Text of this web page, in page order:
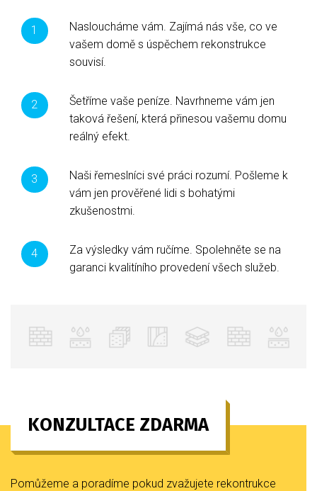
Nasloucháme vám. Zajímá nás vše, co ve
vašem domě s úspěchem rekonstrukce
souvisí.
Šetříme vaše peníze. Navrhneme vám jen
taková řešení, která přinesou vašemu domu
reálný efekt.
Naši řemeslníci své práci rozumí. Pošleme k
vám jen prověřené lidi s bohatými
zkušenostmi.
Za výsledky vám ručíme. Spolehněte se na
garanci kvalitíního provedení všech služeb.
KONZULTACE ZDARMA
Pomůžeme a poradíme pokud zvažujete rekontrukce